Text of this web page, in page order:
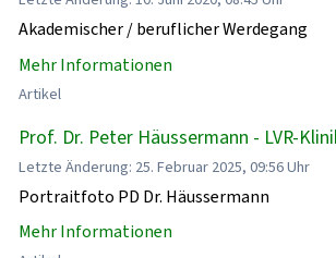
Akademischer / beruflicher Werdegang
Mehr Informationen
Artikel
Prof. Dr. Peter Häussermann - LVR-
Letzte Änderung: 25. Februar 2025, 09:56 Uhr
Portraitfoto PD Dr. Häussermann
Mehr Informationen